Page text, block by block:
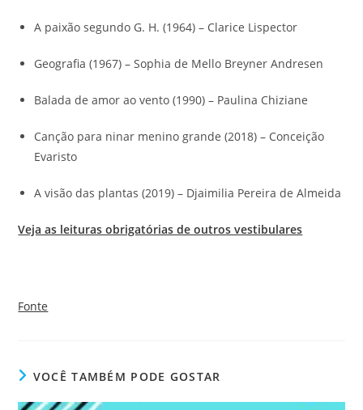
A paixão segundo G. H. (1964) – Clarice Lispector
Geografia (1967) – Sophia de Mello Breyner Andresen
Balada de amor ao vento (1990) – Paulina Chiziane
Canção para ninar menino grande (2018) – Conceição
Evaristo
A visão das plantas (2019) – Djaimilia Pereira de Almeida
Veja as leituras obrigatórias de outros vestibulares
Fonte
VOCÊ TAMBÉM PODE GOSTAR